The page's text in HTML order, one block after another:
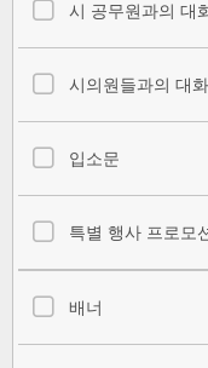
시 공무원과의 대
시의원들과의 대화
입소문
특별 행사 프로모
배너